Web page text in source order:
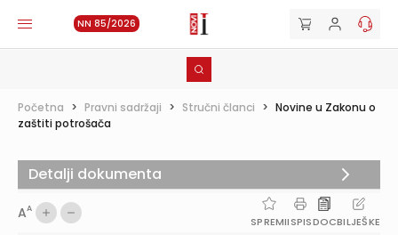
NN 85/2026
Početna > Pravni sadržaji > Stručni članci > Novine u Zakonu o
zaštiti potrošača
AA
SPREMIISPISDOCBILJEŠKE
Detalji dokumenta